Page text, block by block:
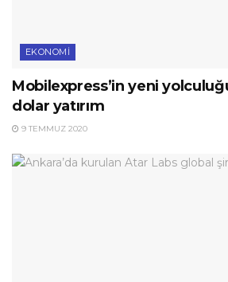
EKONOMI
Mobilexpress’in yeni
dolar yatırım
9 TEMMUZ 2020